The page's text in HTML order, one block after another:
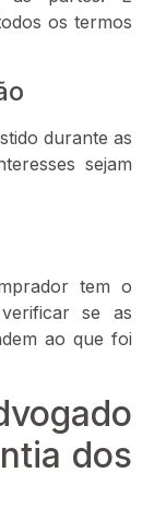
os termos
durante as
sejam
tem o
se as
ao que foi
dos